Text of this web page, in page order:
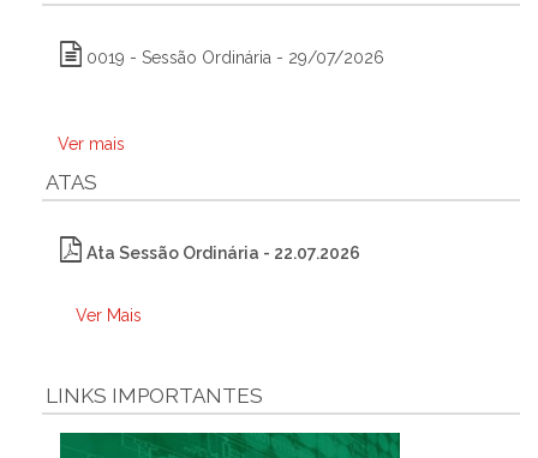
0019 - Sessão Ordinária - 29/07/2026
Ver mais
ATAS
Ata Sessão Ordinária - 22.07.2026
Ver Mais
LINKS IMPORTANTES